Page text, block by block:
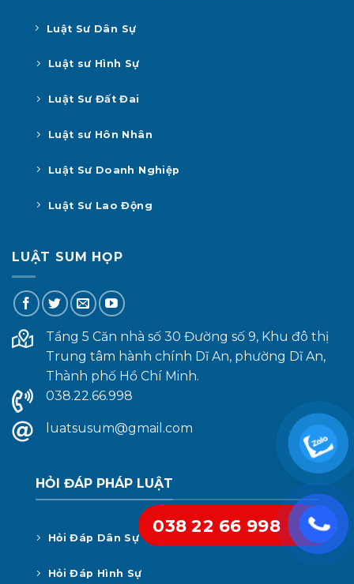
Luật Sư Dân Sự
Luật sư Hình Sự
Luật Sư Đất Đai
Luật sư Hôn Nhân
Luật Sư Doanh Nghiệp
Luật Sư Lao Động
LUẬT SUM HỌP
Tầng 5 Căn nhà số 30 Đường số 9, Khu đô thị
Trung tâm hành chính Dĩ An, phường Dĩ An,
Thành phố Hồ Chí Minh.
038.22.66.998
luatsusum@gmail.com
HỎI ĐÁP PHÁP LUẬT
Hỏi Đáp Dân Sự
Hỏi Đáp Hình Sự
038 22 66 998